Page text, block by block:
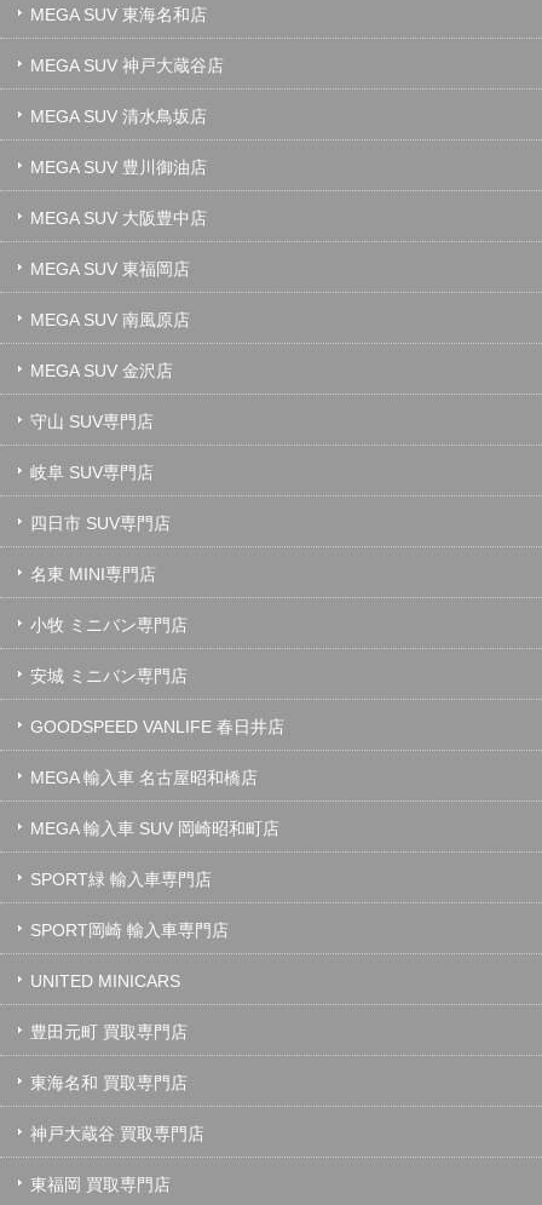
MEGA SUV 東海名和店
MEGA SUV 神戸大蔵谷店
MEGA SUV 清水鳥坂店
MEGA SUV 豊川御油店
MEGA SUV 大阪豊中店
MEGA SUV 東福岡店
MEGA SUV 南風原店
MEGA SUV 金沢店
守山 SUV専門店
岐阜 SUV専門店
四日市 SUV専門店
名東 MINI専門店
小牧 ミニバン専門店
安城 ミニバン専門店
GOODSPEED VANLIFE 春日井店
MEGA 輸入車 名古屋昭和橋店
MEGA 輸入車 SUV 岡崎昭和町店
SPORT緑 輸入車専門店
SPORT岡崎 輸入車専門店
UNITED MINICARS
豊田元町 買取専門店
東海名和 買取専門店
神戸大蔵谷 買取専門店
東福岡 買取専門店